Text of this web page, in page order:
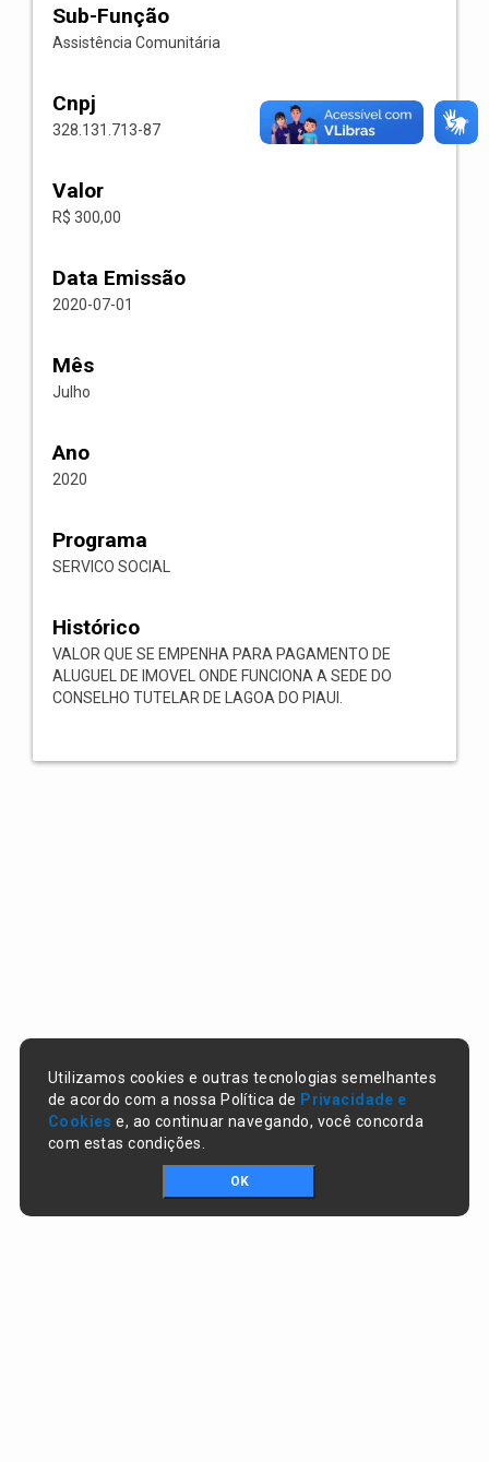
Sub-Função
Assistência Comunitária
Cnpj
328.131.713-87
Valor
R$ 300,00
Data Emissão
2020-07-01
Mês
Julho
Ano
2020
Programa
SERVICO SOCIAL
Histórico
VALOR QUE SE EMPENHA PARA PAGAMENTO DE
ALUGUEL DE IMOVEL ONDE FUNCIONA A SEDE DO
CONSELHO TUTELAR DE LAGOA DO PIAUI.
Utilizamos cookies e outras tecnologias semelhantes
de acordo com a nossa Política de Privacidade e
Cookies e, ao continuar navegando, você concorda
com estas condições.
OK